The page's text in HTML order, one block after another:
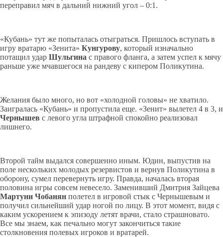
переправил мяч в дальний нижний угол – 0:1.
«Кубань» тут же попыталась отыграться. Пришлось вступать в
игру вратарю «Зенита» Кунгурову, который изначально
потащил удар Шульгина с правого фланга, а затем успел к мячу
раньше уже мчавшегося на рандеву с кипером Поликутина.
Желания было много, но вот «холодной головы» не хватило.
Заигралась «Кубань» и пропустила еще. «Зенит» вылетел 4 в 3, и
Чернышев с левого угла штрафной спокойно реализовал
лишнего.
Второй тайм выдался совершенно иным. Юдин, выпустив на
поле нескольких молодых резервистов и вернув Поликутина в
оборону, сумел перевернуть игру. Правда, началась вторая
половина игры совсем невесело. Заменивший Дмитрия Зайцева
Мартуни Чобанян полетел в игровой стык с Чернышевым и
получил сильнейший удар ногой по лицу. В этот момент, видя с
каким ускорением к эпизоду летят врачи, стало страшновато.
Все мы знаем, как печально могут закончиться такие
столкновения полевых игроков и вратарей.